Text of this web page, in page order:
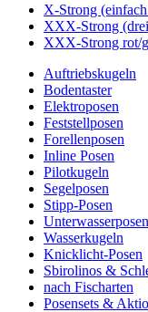
X-Strong
XXX-Strong
XXX-Strong rot/
Auftriebskugeln
Bodentaster
Elektroposen
Feststellposen
Forellenposen
Inline Posen
Pilotkugeln
Segelposen
Stipp-Posen
Unterwasserposen
Wasserkugeln
Knicklicht-Posen
Sbirolinos &
nach Fischarten
Posensets &